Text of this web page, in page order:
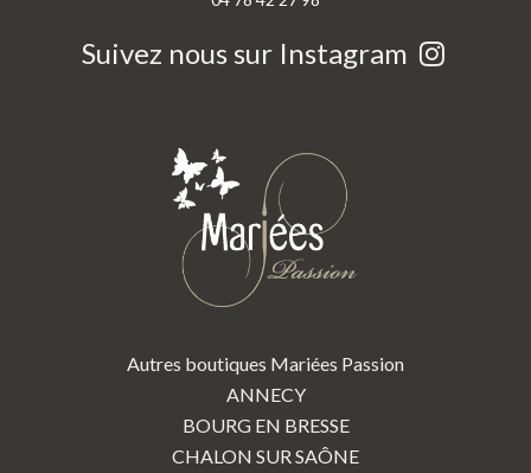
Suivez nous sur Instagram
Autres boutiques Mariées Passion
ANNECY
BOURG EN BRESSE
CHALON SUR SAÔNE